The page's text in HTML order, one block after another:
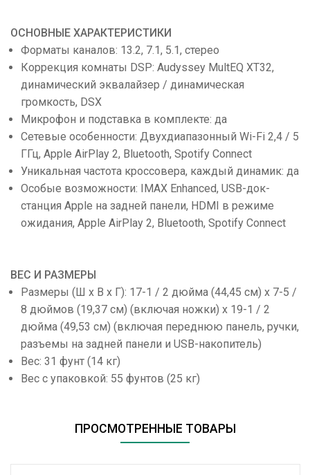
ОСНОВНЫЕ ХАРАКТЕРИСТИКИ
Форматы каналов: 13.2, 7.1, 5.1, стерео
Коррекция комнаты DSP: Audyssey MultEQ XT32,
динамический эквалайзер / динамическая
громкость, DSX
Микрофон и подставка в комплекте: да
Сетевые особенности: Двухдиапазонный Wi-Fi 2,4 / 5
ГГц, Apple AirPlay 2, Bluetooth, Spotify Connect
Уникальная частота кроссовера, каждый динамик: да
Особые возможности: IMAX Enhanced, USB-док-
станция Apple на задней панели, HDMI в режиме
ожидания, Apple AirPlay 2, Bluetooth, Spotify Connect
ВЕС И РАЗМЕРЫ
Размеры (Ш x В x Г): 17-1 / 2 дюйма (44,45 см) x 7-5 /
8 дюймов (19,37 см) (включая ножки) x 19-1 / 2
дюйма (49,53 см) (включая переднюю панель, ручки,
разъемы на задней панели и USB-накопитель)
Вес: 31 фунт (14 кг)
Вес с упаковкой: 55 фунтов (25 кг)
ПРОСМОТРЕННЫЕ ТОВАРЫ